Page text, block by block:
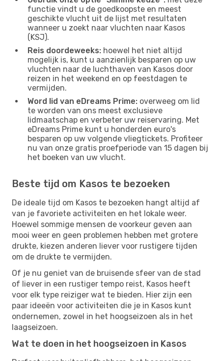
functie vindt u de goedkoopste en meest
geschikte vlucht uit de lijst met resultaten
wanneer u zoekt naar vluchten naar Kasos
(KSJ).
Reis doordeweeks: hoewel het niet altijd
mogelijk is, kunt u aanzienlijk besparen op uw
vluchten naar de luchthaven van Kasos door
reizen in het weekend en op feestdagen te
vermijden.
Word lid van eDreams Prime: overweeg om lid
te worden van ons meest exclusieve
lidmaatschap en verbeter uw reiservaring. Met
eDreams Prime kunt u honderden euro's
besparen op uw volgende vliegtickets. Profiteer
nu van onze gratis proefperiode van 15 dagen bij
het boeken van uw vlucht.
Beste tijd om Kasos te bezoeken
De ideale tijd om Kasos te bezoeken hangt altijd af
van je favoriete activiteiten en het lokale weer.
Hoewel sommige mensen de voorkeur geven aan
mooi weer en geen problemen hebben met grotere
drukte, kiezen anderen liever voor rustigere tijden
om de drukte te vermijden.
Of je nu geniet van de bruisende sfeer van de stad
of liever in een rustiger tempo reist, Kasos heeft
voor elk type reiziger wat te bieden. Hier zijn een
paar ideeën voor activiteiten die je in Kasos kunt
ondernemen, zowel in het hoogseizoen als in het
laagseizoen.
Wat te doen in het hoogseizoen in Kasos